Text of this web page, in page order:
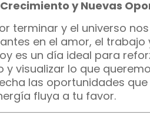
y Nuevas
terminar y el universo
en el amor, el trabajo
es un día ideal para
y visualizar lo que
las oportunidades
fluya a tu favor.